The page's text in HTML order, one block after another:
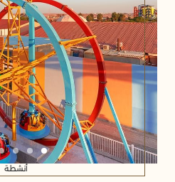
أنشطة